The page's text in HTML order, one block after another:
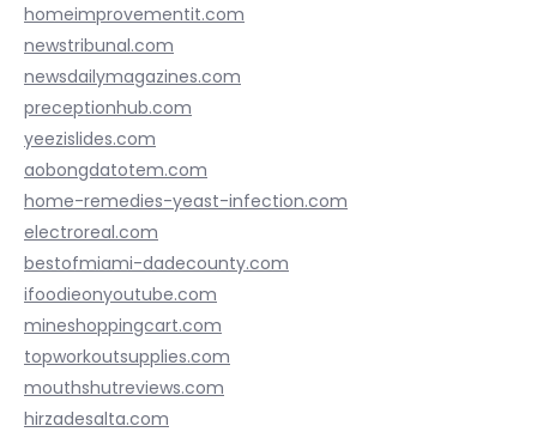
homeimprovementit.com
newstribunal.com
newsdailymagazines.com
preceptionhub.com
yeezislides.com
aobongdatotem.com
home-remedies-yeast-infection.com
electroreal.com
bestofmiami-dadecounty.com
ifoodieonyoutube.com
mineshoppingcart.com
topworkoutsupplies.com
mouthshutreviews.com
hirzadesalta.com